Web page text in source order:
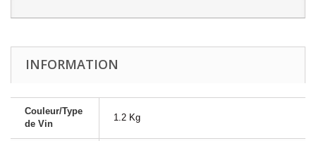
INFORMATION
Couleur/Type
de Vin
1.2 Kg